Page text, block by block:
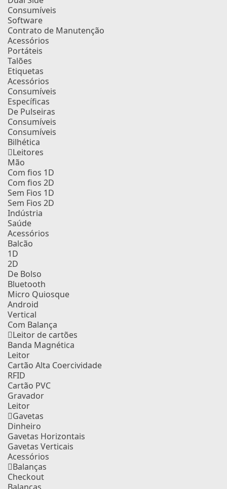
Consumíveis
Software
Contrato de Manutenção
Acessórios
Portáteis
Talões
Etiquetas
Acessórios
Consumíveis
Específicas
De Pulseiras
Consumíveis
Consumíveis
Bilhética
Leitores
Mão
Com fios 1D
Com fios 2D
Sem Fios 1D
Sem Fios 2D
Indústria
Saúde
Acessórios
Balcão
1D
2D
De Bolso
Bluetooth
Micro Quiosque
Android
Vertical
Com Balança
Leitor de cartões
Banda Magnética
Leitor
Cartão Alta Coercividade
RFID
Cartão PVC
Gravador
Leitor
Gavetas
Dinheiro
Gavetas Horizontais
Gavetas Verticais
Acessórios
Balanças
Checkout